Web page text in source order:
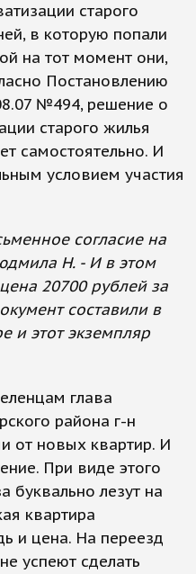
старого
в которую попали
на тот момент они,
Постановлению
№494, решение о
старого жилья
самостоятельно. И
условием участия
согласие на
Н. - И в этом
20700 рублей за
составили в
и этот экземпляр
глава
района г-н
от новых квартир. И
При виде этого
буквально лезут на
квартира
и цена. На переезд
успеют сделать